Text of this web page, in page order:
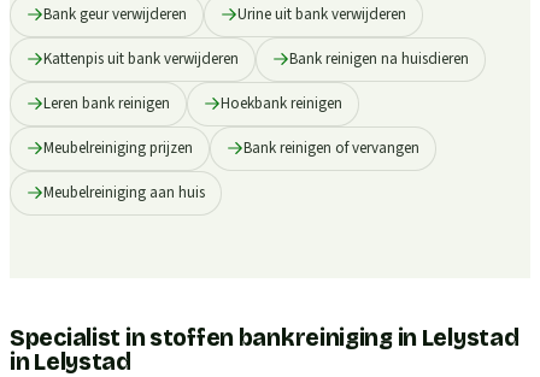
Bank geur verwijderen Urine uit bank verwijderen
Kattenpis uit bank verwijderen Bank reinigen na huisdieren
Leren bank reinigen Hoekbank reinigen
Meubelreiniging prijzen Bank reinigen of vervangen
Meubelreiniging aan huis
Specialist in stoffen bankreiniging in Lelystad
inLelystad